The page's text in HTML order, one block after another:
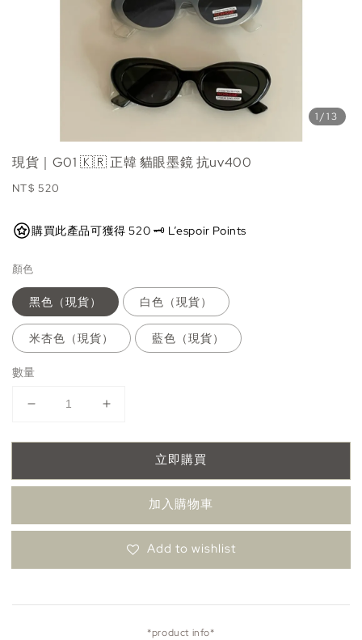
1/13
現貨｜G01 🇰🇷 正韓 貓眼墨鏡 抗uv400
Regular
NT$ 520
購買此產品可獲得 520 🗝️ L’espoir Points
顏色
黑色（現貨） 白色（現貨）
米杏色（現貨） 藍色（現貨）
數量
立即購買
加入購物車
Add to wishlist
*product info*